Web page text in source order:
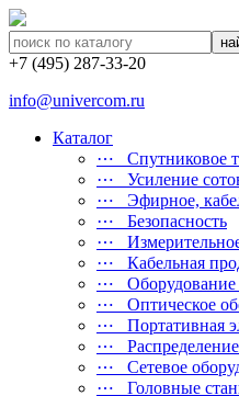
+7 (495) 287-33-20
info@univercom.ru
Каталог
⋯ Cпутниковое
⋯ Усиление
⋯ Эфирное,
⋯ Безопасность
⋯
⋯ Кабельная
⋯ Оборудование
⋯ Оптическое
⋯ Портативная
⋯ Распределение
⋯ Сетевое
⋯ Головные